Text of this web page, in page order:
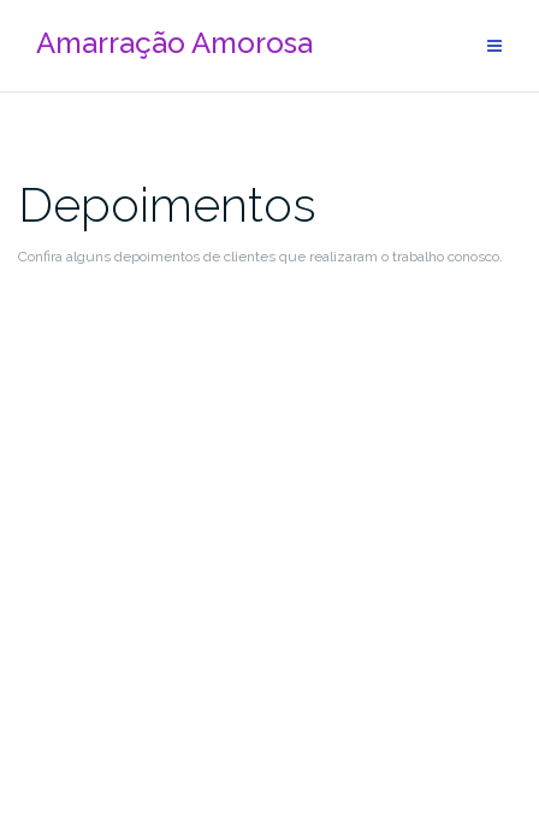
Amarração Amorosa
Depoimentos
Confira alguns depoimentos de clientes que realizaram o trabalho conosco.